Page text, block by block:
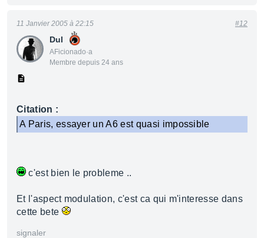
Dul
AFicionado·a
Membre depuis 24 ans
11 Janvier 2005 à 22:15 #12
Citation :
A Paris, essayer un A6 est quasi impossible
c'est bien le probleme ..
Et l'aspect modulation, c'est ca qui m'interesse dans
cette bete
signaler